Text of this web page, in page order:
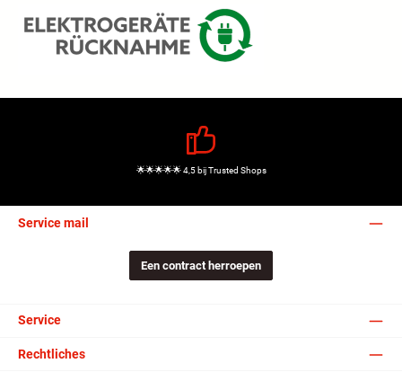
🌟🌟🌟🌟🌟 4,5 bij Trusted Shops
Service mail
Een contract herroepen
Service
Rechtliches